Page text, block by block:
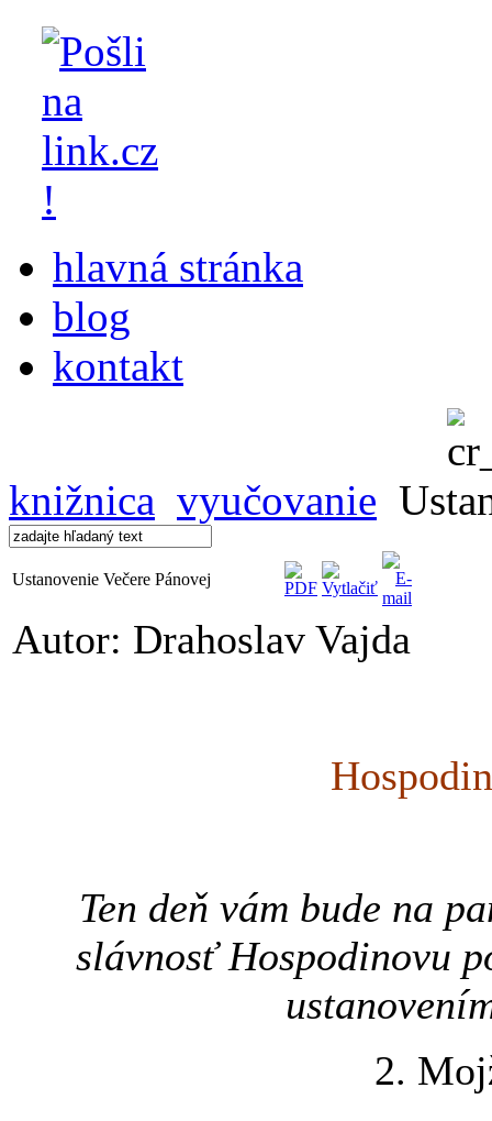
hlavná stránka
blog
kontakt
knižnica vyučovanie
Ustanovenie Večere Pánovej
Autor: Drahoslav Vajda
Ten deň vám bude na
slávnosť Hospodinovu
2.